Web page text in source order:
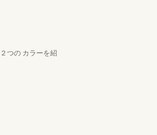
つの カラーを紹